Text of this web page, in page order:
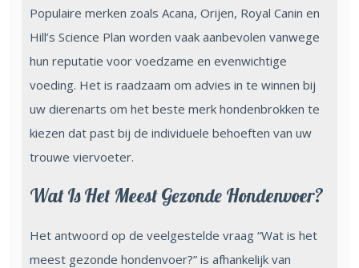
Populaire merken zoals Acana, Orijen, Royal Canin en
Hill’s Science Plan worden vaak aanbevolen vanwege
hun reputatie voor voedzame en evenwichtige
voeding. Het is raadzaam om advies in te winnen bij
uw dierenarts om het beste merk hondenbrokken te
kiezen dat past bij de individuele behoeften van uw
trouwe viervoeter.
Wat Is Het Meest Gezonde Hondenvoer?
Het antwoord op de veelgestelde vraag “Wat is het
meest gezonde hondenvoer?” is afhankelijk van